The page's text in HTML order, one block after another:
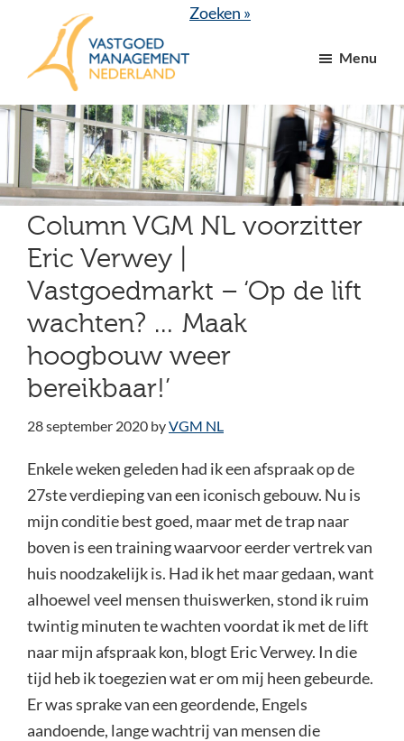
inhoud
VGM
NL
dé
branchevereniging
voor
vastgoed-
en
VvE
managers
Zoeken »
Menu
Column VGM NL voorzitter
Eric Verwey |
Vastgoedmarkt – ‘Op de lift
wachten? … Maak
hoogbouw weer
bereikbaar!’
28 september 2020 byVGM NL
Enkele weken geleden had ik een afspraak op de
27ste verdieping van een iconisch gebouw. Nu is
mijn conditie best goed, maar met de trap naar
boven is een training waarvoor eerder vertrek van
huis noodzakelijk is. Had ik het maar gedaan, want
alhoewel veel mensen thuiswerken, stond ik ruim
twintig minuten te wachten voordat ik met de lift
naar mijn afspraak kon, blogt Eric Verwey. In die
tijd heb ik toegezien wat er om mij heen gebeurde.
Er was sprake van een geordende, Engels
aandoende, lange wachtrij van mensen die